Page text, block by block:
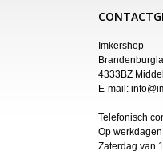
Imkershop
4333BZ
E-mail:
Telefonisch
Op
Zaterdag van